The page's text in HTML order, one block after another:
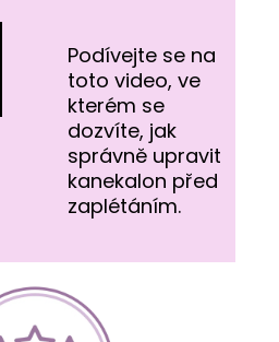
Podívejte se na
toto video, ve
kterém se
dozvíte, jak
správně upravit
kanekalon před
zaplétáním.